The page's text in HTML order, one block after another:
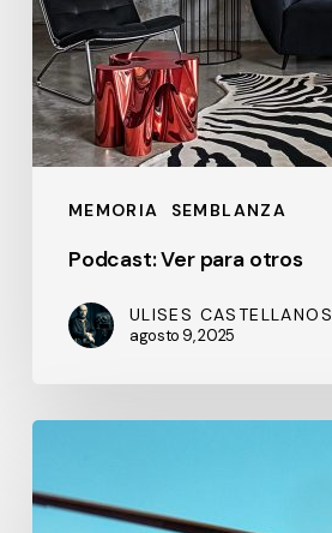
MEMORIA SEMBLANZA
Podcast: Ver para otros
ULISES CASTELLANOS
agosto 9, 2025